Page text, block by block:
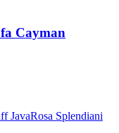
Cayman
Rosa Splendiani